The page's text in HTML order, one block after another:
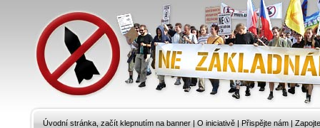
Úvodní stránka, začít klepnutím na banner | O iniciativě | Přispějte nám |